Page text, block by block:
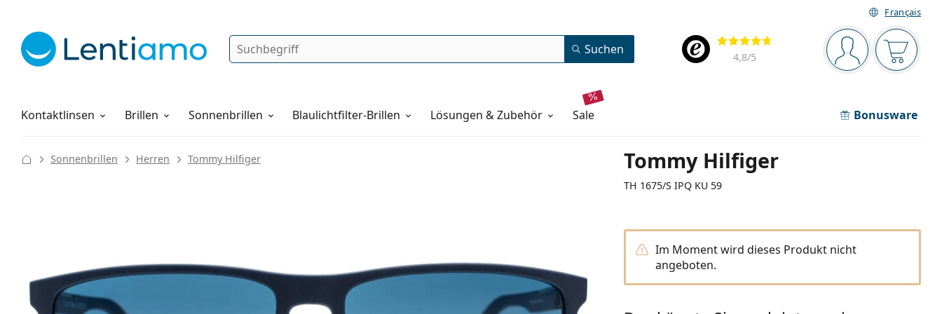
Français
Navigationsleiste
Sie sind Der
Bewertung
4,8/5
Suche Suchen
Kontaktlinsen
Pflegemittel Brillen Sonnenbrillen Blaulichtfilter-Brillen Lösungen & Zubehör sale Bonusware
Alles über den Einkauf
Tommy Hilfiger
TH 1675/S IPQ KU 59
Sonnenbrillen Herren Tommy Hilfiger
Im Moment wird dieses Produkt nicht
angeboten.